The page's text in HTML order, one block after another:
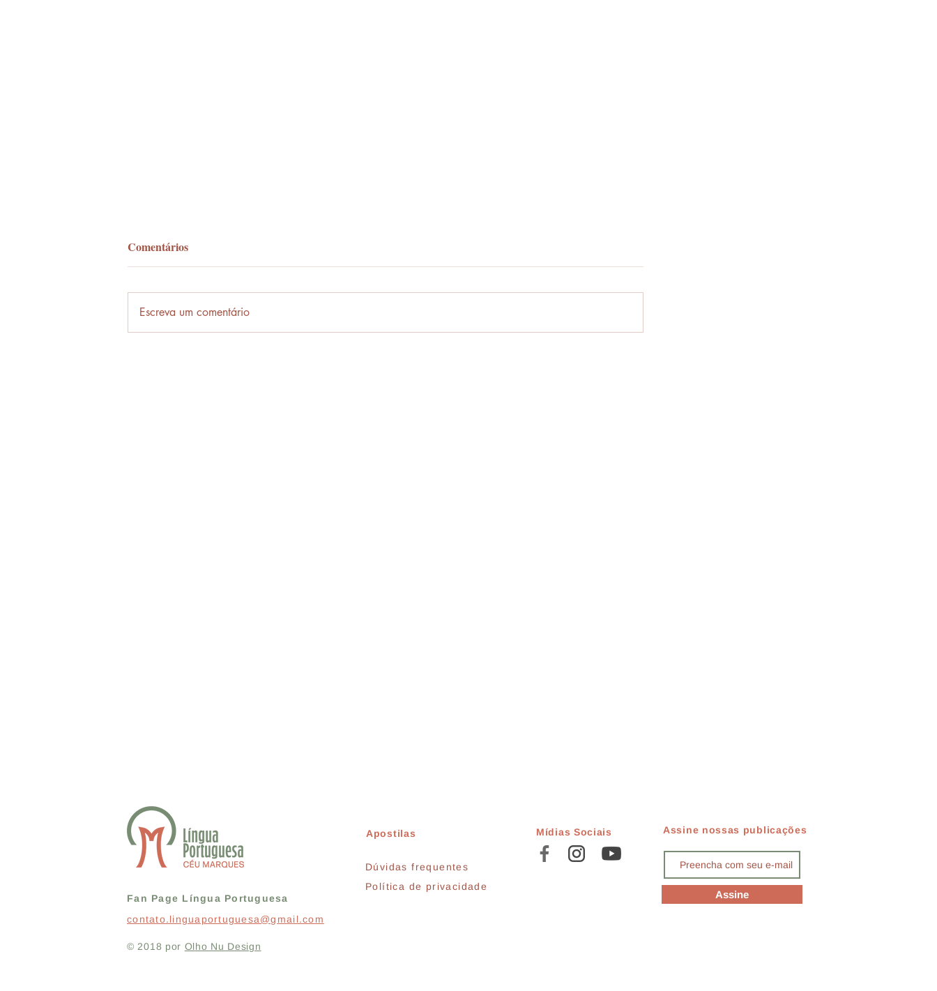
Palavra-ônibus
Em frente ou enfrente?
Comentários
Escreva um comentário
Fan Page Língua Portuguesa
contato.linguaportuguesa@gmail.com
Apostilas
Dúvidas frequentes
Política de privacidade
Mídias Sociais Assine nossas publicações
Assine
© 2018 por Olho Nu Design